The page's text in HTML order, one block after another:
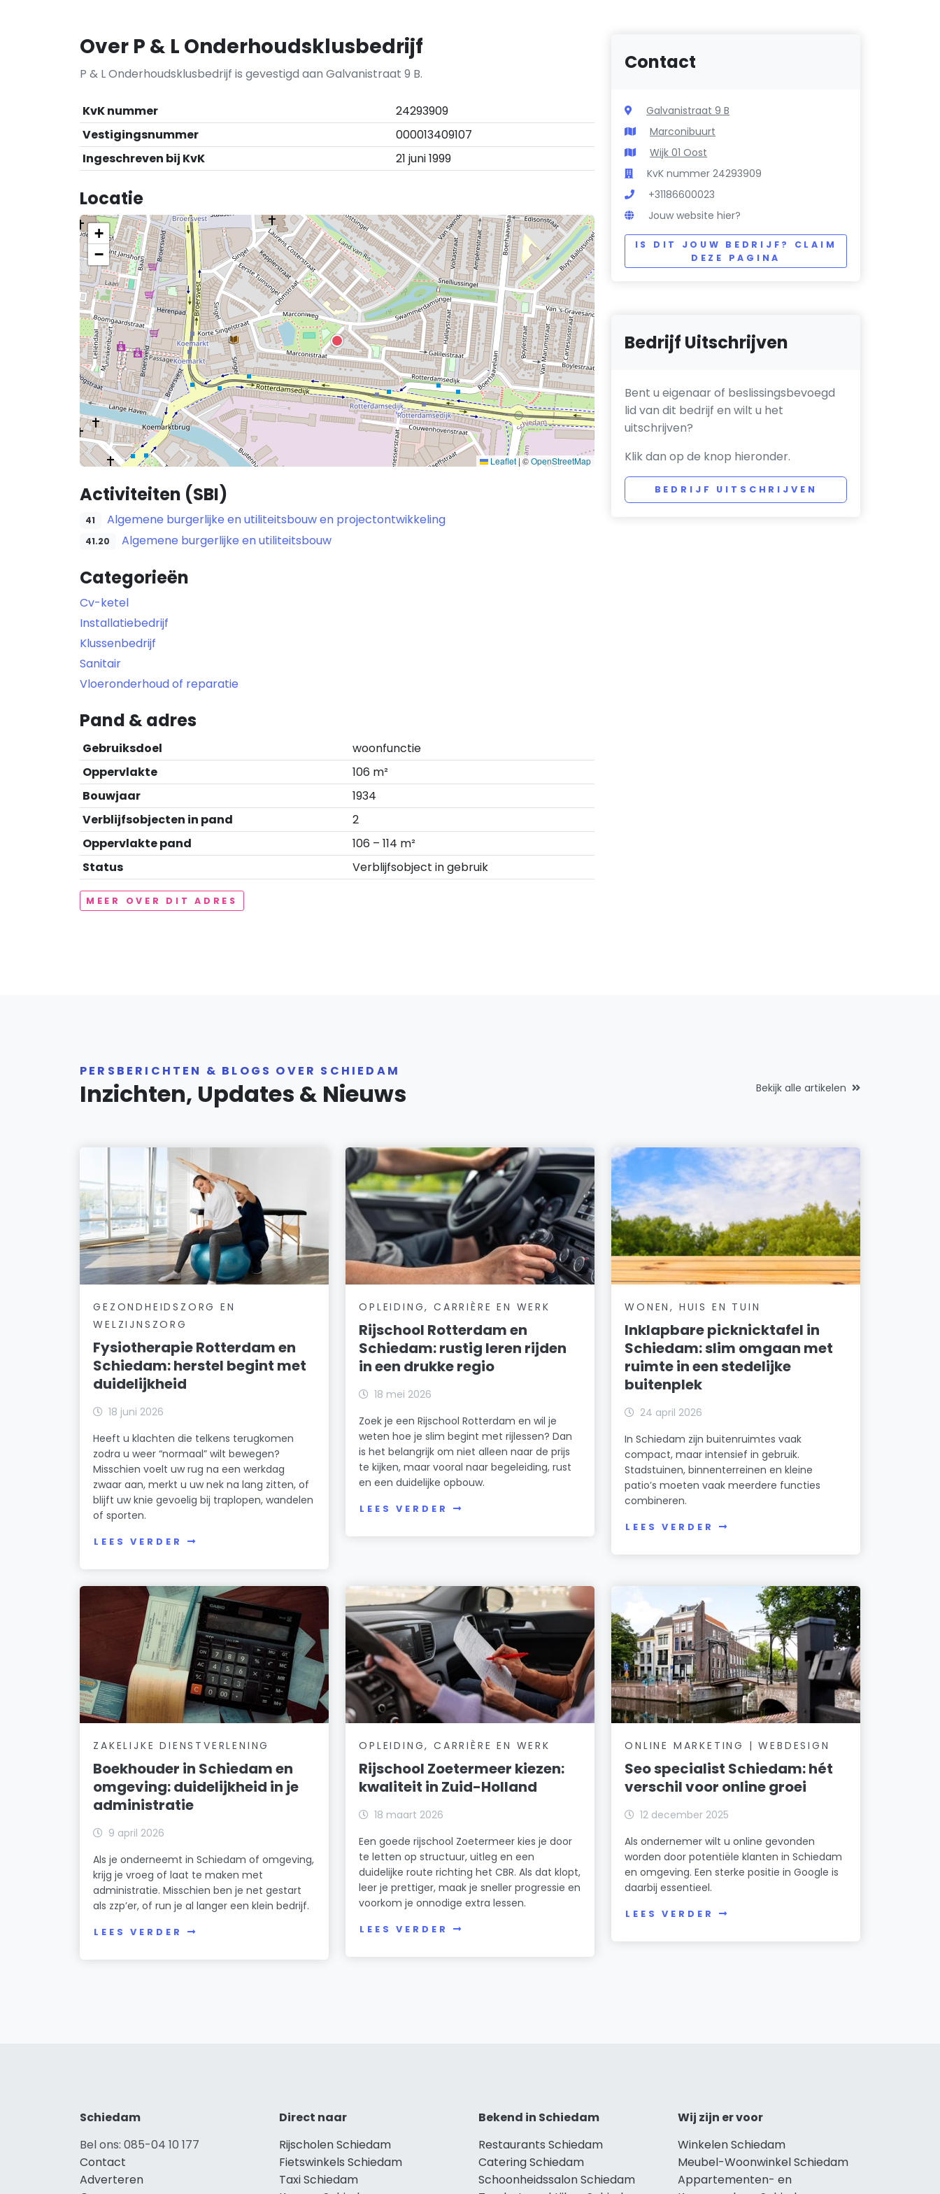
Over P & L Onderhoudsklusbedrijf
P & L Onderhoudsklusbedrijf is gevestigd aan Galvanistraat 9 B.
KvK nummer
24293909
Vestigingsnummer
000013409107
Ingeschreven bij KvK
21 juni 1999
Locatie
+
−
Leaflet | ©OpenStreetMap
Activiteiten (SBI)
41 Algemene burgerlijke en utiliteitsbouw en projectontwikkeling
41.20 Algemene burgerlijke en utiliteitsbouw
Categorieën
Cv-ketel
Installatiebedrijf
Klussenbedrijf
Sanitair
Vloeronderhoud of reparatie
Pand & adres
Gebruiksdoel
woonfunctie
Oppervlakte
106 m²
Bouwjaar
1934
Verblijfsobjecten in pand
2
Oppervlakte pand
106 – 114 m²
Status
Verblijfsobject in gebruik
MEER OVER DIT ADRES
Contact
Galvanistraat 9 B
Marconibuurt
Wijk 01 Oost
KvK nummer 24293909
+31186600023
Jouw website hier?
IS DIT JOUW BEDRIJF? CLAIM
DEZE PAGINA
Bedrijf Uitschrijven
Bent u eigenaar of beslissingsbevoegd
lid van dit bedrijf en wilt u het
uitschrijven?
Klik dan op de knop hieronder.
BEDRIJF UITSCHRIJVEN
PERSBERICHTEN & BLOGS OVER SCHIEDAM
Inzichten, Updates & Nieuws Bekijk alle artikelen
GEZONDHEIDSZORG EN
WELZIJNSZORG
Fysiotherapie Rotterdam en
Schiedam: herstel begint met
duidelijkheid
18 juni 2026
Heeft u klachten die telkens terugkomen
zodra u weer “normaal” wilt bewegen?
Misschien voelt uw rug na een werkdag
zwaar aan, merkt u uw nek na lang zitten, of
blijft uw knie gevoelig bij traplopen, wandelen
of sporten.
LEES VERDER
OPLEIDING, CARRIÈRE EN WERK
Rijschool Rotterdam en
Schiedam: rustig leren rijden
in een drukke regio
18 mei 2026
Zoek je een Rijschool Rotterdam en wil je
weten hoe je slim begint met rijlessen? Dan
is het belangrijk om niet alleen naar de prijs
te kijken, maar vooral naar begeleiding, rust
en een duidelijke opbouw.
LEES VERDER
WONEN, HUIS EN TUIN
Inklapbare picknicktafel in
Schiedam: slim omgaan met
ruimte in een stedelijke
buitenplek
24 april 2026
In Schiedam zijn buitenruimtes vaak
compact, maar intensief in gebruik.
Stadstuinen, binnenterreinen en kleine
patio’s moeten vaak meerdere functies
combineren.
LEES VERDER
ZAKELIJKE DIENSTVERLENING
Boekhouder in Schiedam en
omgeving: duidelijkheid in je
administratie
9 april 2026
Als je onderneemt in Schiedam of omgeving,
krijg je vroeg of laat te maken met
administratie. Misschien ben je net gestart
als zzp’er, of run je al langer een klein bedrijf.
LEES VERDER
OPLEIDING, CARRIÈRE EN WERK
Rijschool Zoetermeer kiezen:
kwaliteit in Zuid-Holland
18 maart 2026
Een goede rijschool Zoetermeer kies je door
te letten op structuur, uitleg en een
duidelijke route richting het CBR. Als dat klopt,
leer je prettiger, maak je sneller progressie en
voorkom je onnodige extra lessen.
LEES VERDER
ONLINE MARKETING | WEBDESIGN
Seo specialist Schiedam: hét
verschil voor online groei
12 december 2025
Als ondernemer wilt u online gevonden
worden door potentiële klanten in Schiedam
en omgeving. Een sterke positie in Google is
daarbij essentieel.
LEES VERDER
Schiedam
Bel ons: 085-04 10 177
Contact
Adverteren
Direct naar
Rijscholen Schiedam
Fietswinkels Schiedam
Taxi Schiedam
Bekend in Schiedam
Restaurants Schiedam
Catering Schiedam
Schoonheidssalon Schiedam
Wij zijn er voor
Winkelen Schiedam
Meubel-Woonwinkel Schiedam
Appartementen- en